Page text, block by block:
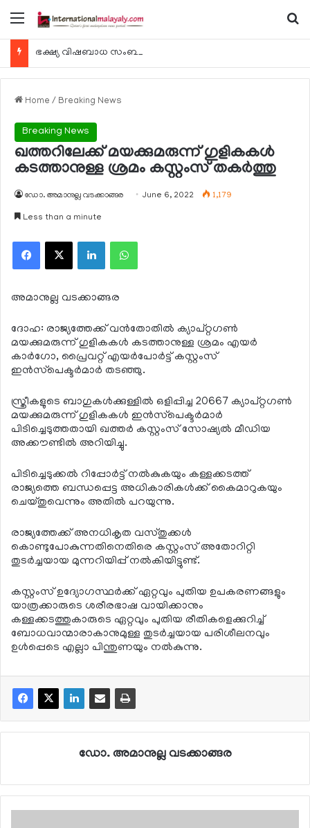
Menu
Home / Breaking News
Breaking News
ഖത്തറിലേക്ക് മയക്കുമരുന്ന് ഗുളികകള്‍
കടത്താനുള്ള ശ്രമം കസ്റ്റംസ് തകര്‍ത്തു
ഡോ. അമാനുല്ല വടക്കാങ്ങര June 6, 2022 1,179
Less than a minute
Facebook
X LinkedInWhatsApp
അമാനുല്ല വടക്കാങ്ങര
ദോഹ: രാജ്യത്തേക്ക് വന്‍തോതില്‍ ക്യാപ്റ്റഗണ്‍
മയക്കുമരുന്ന് ഗുളികകള്‍ കടത്താനുള്ള ശ്രമം എയര്‍
കാര്‍ഗോ, പ്രൈവറ്റ് എയര്‍പോര്‍ട്ട് കസ്റ്റംസ്
ഇന്‍സ്‌പെക്ടര്‍മാര്‍ തടഞ്ഞു.
സ്ത്രീകളുടെ ബാഗുകള്‍ക്കുള്ളില്‍ ഒളിപ്പിച്ച 20667 ക്യാപ്റ്റഗണ്‍
മയക്കുമരുന്ന് ഗുളികകള്‍ ഇന്‍സ്‌പെക്ടര്‍മാര്‍
പിടിച്ചെടുത്തതായി ഖത്തര്‍ കസ്റ്റംസ് സോഷ്യല്‍ മീഡിയ
അക്കൗണ്ടില്‍ അറിയിച്ചു.
പിടിച്ചെടുക്കല്‍ റിപ്പോര്‍ട്ട് നല്‍കുകയും കള്ളക്കടത്ത്
രാജ്യത്തെ ബന്ധപ്പെട്ട അധികാരികള്‍ക്ക് കൈമാറുകയും
ചെയ്തുവെന്നും അതില്‍ പറയുന്നു.
രാജ്യത്തേക്ക് അനധികൃത വസ്തുക്കള്‍
കൊണ്ടുപോകുന്നതിനെതിരെ കസ്റ്റംസ് അതോറിറ്റി
തുടര്‍ച്ചയായ മുന്നറിയിപ്പ് നല്‍കിയിട്ടുണ്ട്.
കസ്റ്റംസ് ഉദ്യോഗസ്ഥര്‍ക്ക് ഏറ്റവും പുതിയ ഉപകരണങ്ങളും
യാത്രക്കാരുടെ ശരീരഭാഷ വായിക്കാനും
കള്ളക്കടത്തുകാരുടെ ഏറ്റവും പുതിയ രീതികളെക്കുറിച്ച്
ബോധവാന്മാരാകാനുമുള്ള തുടര്‍ച്ചയായ പരിശീലനവും
ഉള്‍പ്പെടെ എല്ലാ പിന്തുണയും നല്‍കുന്നു.
ഡോ. അമാനുല്ല വടക്കാങ്ങര